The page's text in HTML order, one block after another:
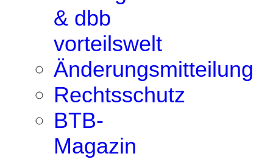
& dbb
vorteilswelt
Änderungsmitteilung
Rechtsschutz
BTB-
Magazin